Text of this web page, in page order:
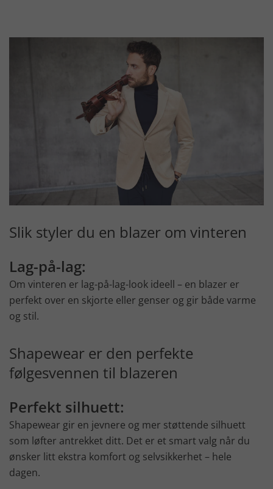
Slik styler du en blazer om vinteren
Lag-på-lag:
Om vinteren er lag-på-lag-look ideell – en blazer er
perfekt over en skjorte eller genser og gir både varme
og stil.
Shapewear er den perfekte
følgesvennen til blazeren
Perfekt silhuett:
Shapewear gir en jevnere og mer støttende silhuett
som løfter antrekket ditt. Det er et smart valg når du
ønsker litt ekstra komfort og selvsikkerhet – hele
dagen.